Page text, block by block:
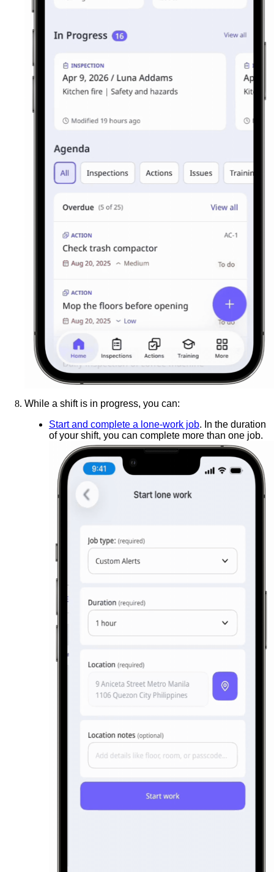
While a shift is in progress, you can:
Start and complete a lone-work job. In the duration
of your shift, you can complete more than one job.